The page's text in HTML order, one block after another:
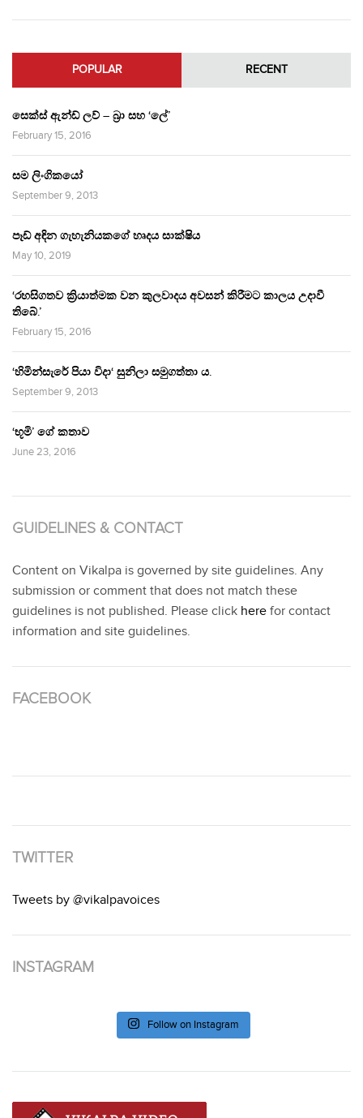
POPULAR RECENT
සෙක්ස් ඇන්ඩ් ලව් – බ්‍රා සහ ‘ලේ’
February 15, 2016
සම ලිංගිකයෝ
September 9, 2013
පෑඩ් අඳින ගැහැනියකගේ හෘදය සාක්ෂිය
May 10, 2019
‘රහසිගතව ක්‍රියාත්මක වන කුලවාදය අවසන් කිරීමට කාලය උදාවී
තිබේ.’
February 15, 2016
‘හිමින්සැරේ පියා විදා‘ සුනිලා සමුගත්තා ය.
September 9, 2013
‘භූමි’ ගේ කතාව
June 23, 2016
GUIDELINES & CONTACT
Content on Vikalpa is governed by site guidelines. Any
submission or comment that does not match these
guidelines is not published. Please click here for contact
information and site guidelines.
FACEBOOK
TWITTER
Tweets by @vikalpavoices
INSTAGRAM
Follow on Instagram